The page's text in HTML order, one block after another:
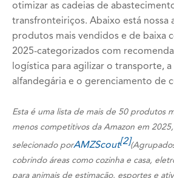
otimizar as cadeias de
transfronteiriços. Abaixo está nossa
produtos mais vendidos e de baixa
2025-categorizados com
logística para agilizar o transporte,
alfandegária e o gerenciamento de
Esta é uma lista de mais de 50 produtos
menos competitivos da Amazon em
selecionado porAMZScout[2]
cobrindo áreas como cozinha e casa,
para animais de estimação, esportes e